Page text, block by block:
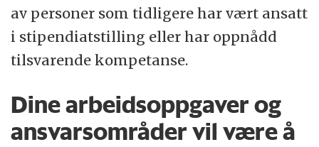
av personer som tidligere har vært ansatt
i stipendiatstilling eller har oppnådd
tilsvarende kompetanse.
Dine arbeidsoppgaver og
ansvarsområder vil være å